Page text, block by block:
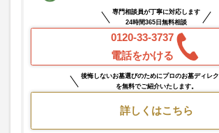
専門相談員が丁寧に対応します
24時間365日無料相談
0120-33-3737
電話をかける
後悔しないお墓選びのためにプロのお墓ディレ
を無料でご紹介いたします。
詳しくはこちら